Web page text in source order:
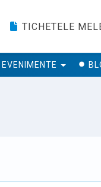
TICHETELE
EVENIMENTE